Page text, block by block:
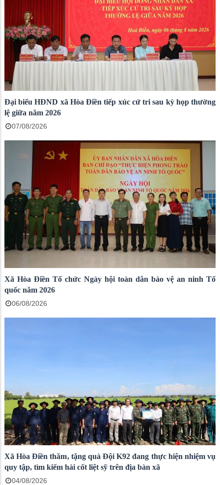
Đại biểu HĐND xã Hòa Điền tiếp xúc cử tri sau kỳ họp thường
lệ giữa năm 2026
07/08/2026
Xã Hòa Điền Tổ chức Ngày hội toàn dân bảo vệ an ninh Tổ
quốc năm 2026
06/08/2026
Xã Hòa Điền thăm, tặng quà Đội K92 đang thực hiện nhiệm vụ
quy tập, tìm kiếm hài cốt liệt sỹ trên địa bàn xã
04/08/2026